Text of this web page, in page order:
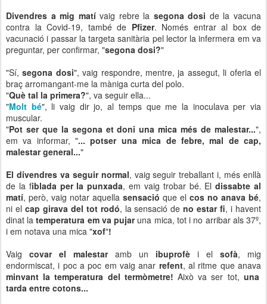
Divendres a mig matívaig rebre la segona dosi de la vacuna
contra la Covid-19, també de Pfizer. Només entrar al box de
vacunació i passar la targeta sanitària pel lector la infermera em va
preguntar, per confirmar, "segona dosi?"
"Sí,segona dosi", vaig respondre, mentre, ja assegut, li oferia el
braç arromangant-me la màniga curta del polo.
"Què tal la primera?", va seguir ella...
"Molt bé", li vaig dir jo, al temps que me la inoculava per via
muscular.
"Pot ser que la segona et doni una mica més de malestar...",
em va informar, "... potser una mica de febre, mal de cap,
malestar general..."
El divendres va seguir normal, vaig seguir treballant i, més enllà
de la fiblada per la punxada, em vaig trobar bé. Eldissabte al
matí, però, vaig notar aquella sensació que el cos no anava bé,
ni el cap girava del tot rodó, la sensació de no estar fi, i havent
dinat latemperatura em va pujar una mica, tot i no arribar als 37º,
i em notava una mica "xof"!
Vaig covar el malestaramb un ibuprofè i el sofà, mig
endormiscat, i poc a poc em vaig anar refent, al ritme que anava
minvant la temperatura del termòmetre! Això va ser tot, una
tarda entre cotons...